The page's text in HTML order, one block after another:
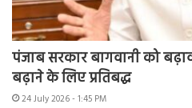
पंजाब सरकार बागवानी को
बढ़ाने के लिए प्रतिबद्ध
24 July 2026 - 1:45 PM